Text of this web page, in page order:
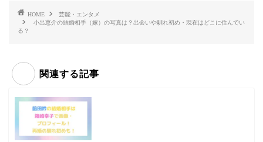
HOME
芸能・エンタメ
小出恵介の結婚相手（嫁）の写真は？出会いや馴れ初め・現在はどこに住んでい
る？
関連する記事